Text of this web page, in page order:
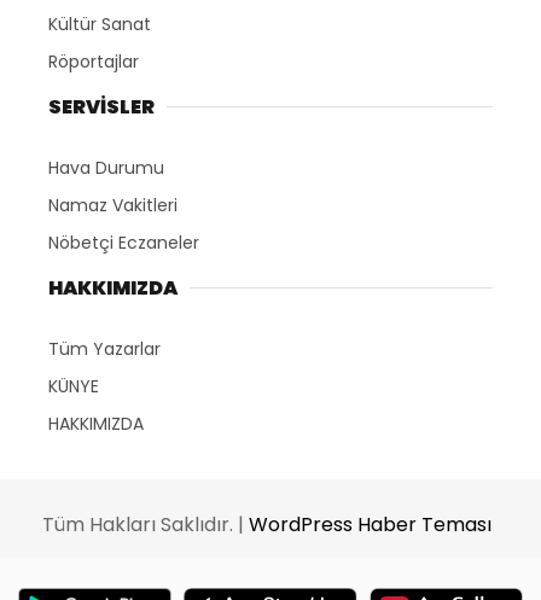
Kültür Sanat
Röportajlar
SERVİSLER
Hava Durumu
Namaz Vakitleri
Nöbetçi Eczaneler
HAKKIMIZDA
Tüm Yazarlar
KÜNYE
HAKKIMIZDA
Tüm Hakları Saklıdır. | WordPress Haber Teması